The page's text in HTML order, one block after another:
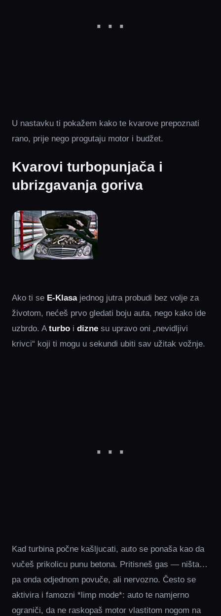
U nastavku ti pokažem kako te kvarove prepoznati
rano, prije nego progutaju motor i budžet.
Kvarovi turbopunjača i
ubrizgavanja goriva
Ako ti se E‑Klasajednog jutra probudi bez volje za
životom, nećeš prvo gledati boju auta, nego kako ide
uzbrdo. A turbo i dizne su upravo oni „nevidljivi
krivci“ koji ti mogu u sekundi ubiti sav užitak vožnje.
Kad turbina počne kašljucati, auto se ponaša kao da
vučeš prikolicu punu betona. Pritisneš gas — ništa…
pa onda odjednom povuče, ali nervozno. Često se
aktivira i famozni *limp mode*: auto te namjerno
ograniči, da ne raskopaš motor vlastitom nogom na